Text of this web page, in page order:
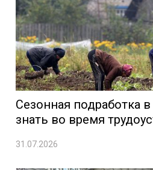
Сезонная подработка
знать во время
31.07.2026